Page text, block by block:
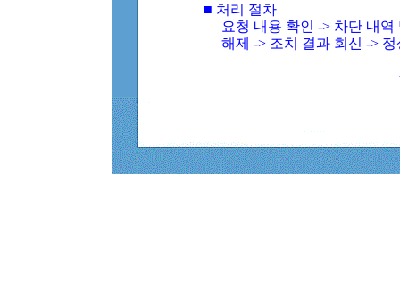
■ 처리 절차
요청 내용 확인 -> 차단 내
해제 -> 조치 결과 회신 ->